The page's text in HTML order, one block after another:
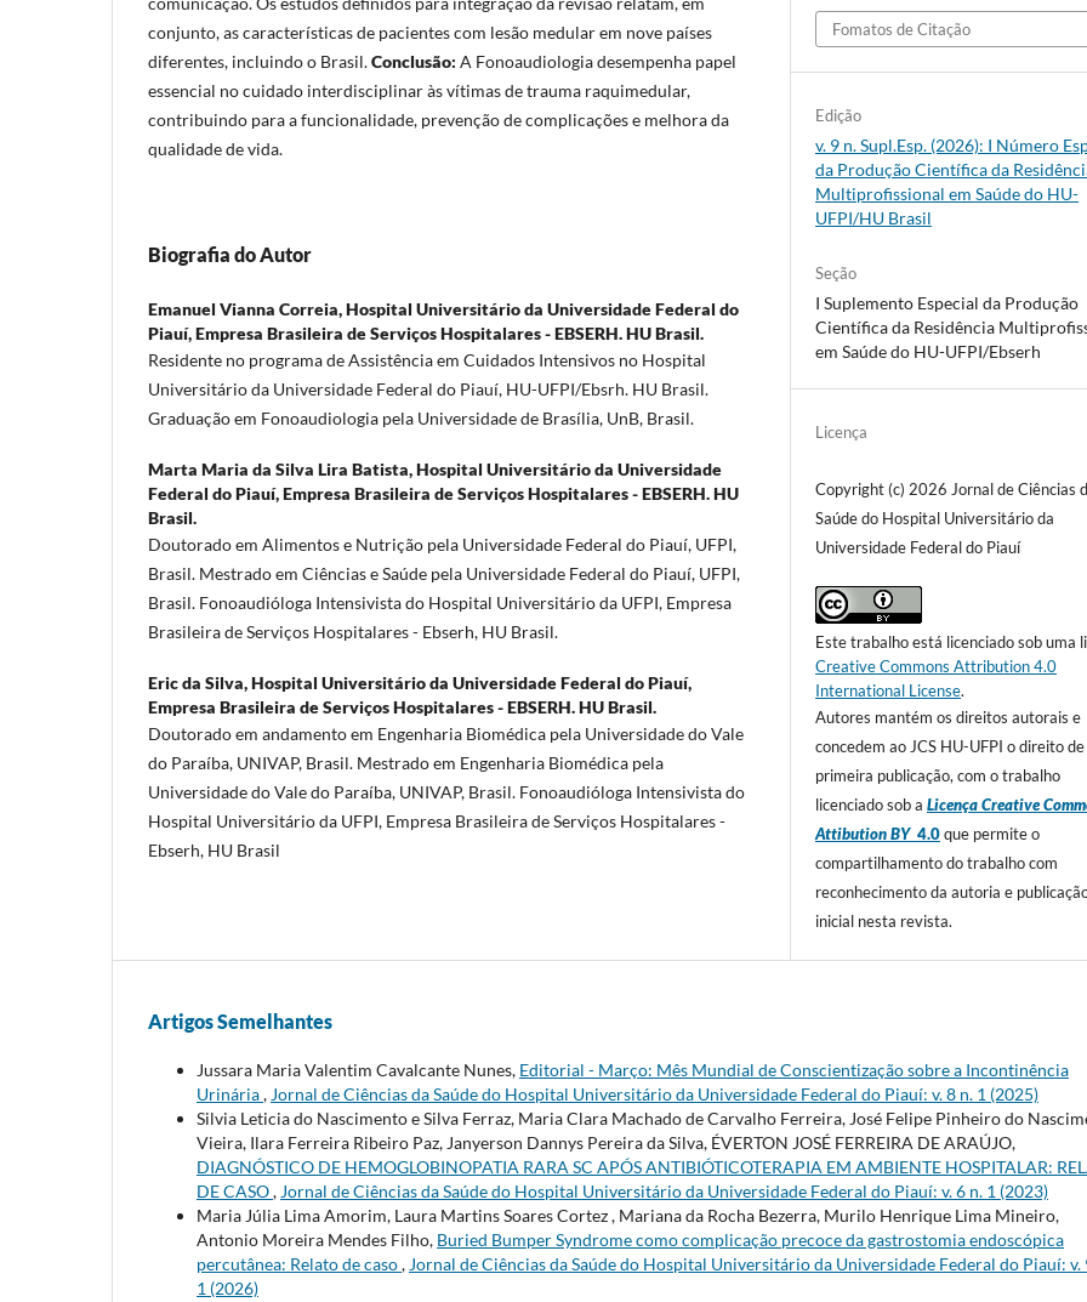
conjunto, as características de pacientes com lesão medular em nove países
diferentes, incluindo o Brasil.Conclusão: A Fonoaudiologia desempenha papel
essencial no cuidado interdisciplinar às vítimas de trauma raquimedular,
contribuindo para a funcionalidade, prevenção de complicações e melhora da
qualidade de vida.
Biografia do Autor
Emanuel Vianna Correia,Hospital Universitário da Universidade Federal do
Piauí, Empresa Brasileira de Serviços Hospitalares - EBSERH. HU Brasil.
Residente no programa de Assistência em Cuidados Intensivos no Hospital
Universitário da Universidade Federal do Piauí, HU-UFPI/Ebsrh. HU Brasil.
Graduação em Fonoaudiologia pela Universidade de Brasília, UnB, Brasil.
Marta Maria da Silva Lira Batista,Hospital Universitário da Universidade
Federal do Piauí, Empresa Brasileira de Serviços Hospitalares - EBSERH. HU
Brasil.
Doutorado em Alimentos e Nutrição pela Universidade Federal do Piauí, UFPI,
Brasil. Mestrado em Ciências e Saúde pela Universidade Federal do Piauí, UFPI,
Brasil. Fonoaudióloga Intensivista do Hospital Universitário da UFPI, Empresa
Brasileira de Serviços Hospitalares - Ebserh, HU Brasil.
Eric da Silva,Hospital Universitário da Universidade Federal do Piauí,
Empresa Brasileira de Serviços Hospitalares - EBSERH. HU Brasil.
Doutorado em andamento em Engenharia Biomédica pela Universidade do Vale
do Paraíba, UNIVAP, Brasil. Mestrado em Engenharia Biomédica pela
Universidade do Vale do Paraíba, UNIVAP, Brasil. Fonoaudióloga Intensivista do
Hospital Universitário da UFPI, Empresa Brasileira de Serviços Hospitalares -
Ebserh, HU Brasil
Fomatos de Citação
Edição
v. 9 n. Supl.Esp. (2026): I Número
da Produção Científica da
Multiprofissional em Saúde do HU-
UFPI/HU Brasil
Seção
I Suplemento Especial da Produção
Científica da Residência
em Saúde do HU-UFPI/Ebserh
Licença
Copyright (c) 2026 Jornal de Ciências
Saúde do Hospital Universitário da
Universidade Federal do Piauí
Este trabalho está licenciado sob uma
Creative Commons Attribution 4.0
International License.
Autores mantém os direitos autorais e
concedem ao JCS HU-UFPI o direito de
primeira publicação, com o trabalho
licenciado sob aLicença Creative
Attibution BY4.0que permite o
compartilhamento do trabalho com
reconhecimento da autoria e
inicial nesta revista.
Artigos Semelhantes
Jussara Maria Valentim Cavalcante Nunes, Editorial - Março: Mês Mundial de Conscientização sobre a Incontinência
Urinária, Jornal de Ciências da Saúde do Hospital Universitário da Universidade Federal do Piauí: v. 8 n. 1 (2025)
Silvia Leticia do Nascimento e Silva Ferraz, Maria Clara Machado de Carvalho Ferreira, José Felipe Pinheiro do
Vieira, Ilara Ferreira Ribeiro Paz, Janyerson Dannys Pereira da Silva, ÉVERTON JOSÉ FERREIRA DE ARAÚJO,
DIAGNÓSTICO DE HEMOGLOBINOPATIA RARA SC APÓS ANTIBIÓTICOTERAPIA EM AMBIENTE HOSPITALAR:
DE CASO, Jornal de Ciências da Saúde do Hospital Universitário da Universidade Federal do Piauí: v. 6 n. 1 (2023)
Maria Júlia Lima Amorim, Laura Martins Soares Cortez , Mariana da Rocha Bezerra, Murilo Henrique Lima Mineiro,
Antonio Moreira Mendes Filho, Buried Bumper Syndrome como complicação precoce da gastrostomia endoscópica
percutânea: Relato de caso, Jornal de Ciências da Saúde do Hospital Universitário da Universidade Federal do Piauí: v.
1 (2026)